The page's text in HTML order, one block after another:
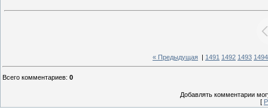
« Предыдущая 1491 1492 1493 1494
Всего комментариев: 0
Добавлять комментарии
[